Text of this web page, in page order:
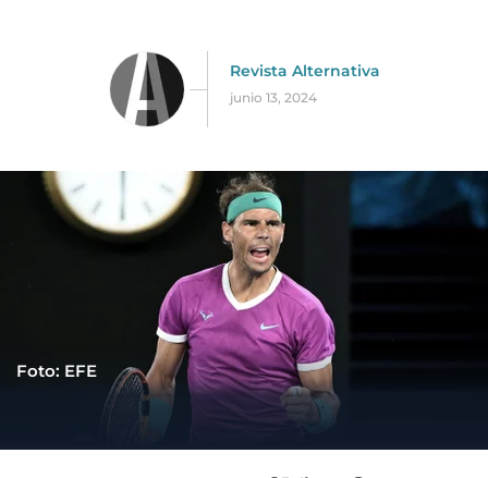
Revista Alternativa
junio 13, 2024
Foto: EFE